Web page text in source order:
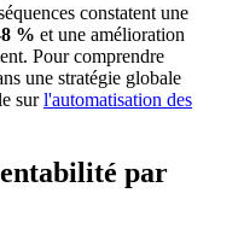
constatent une
% et une amélioration
Pour comprendre
une stratégie globale
surl'automatisation des
par